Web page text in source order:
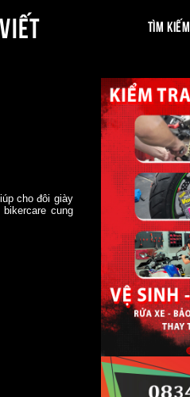
Tìm kiếm
cho đôi giày
cung